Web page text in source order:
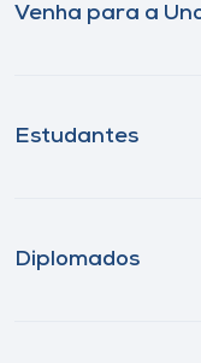
Venha para a
Estudantes
Diplomados